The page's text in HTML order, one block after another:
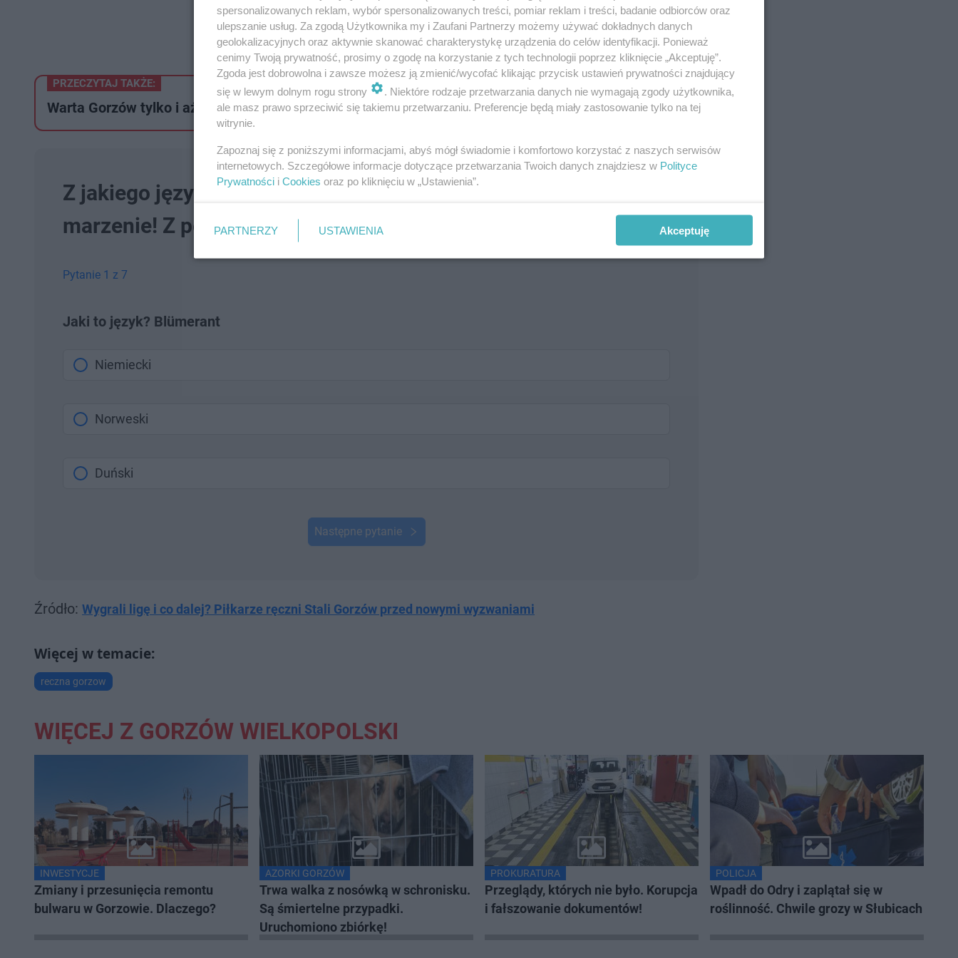
PRZECZYTAJ TAKŻE:
Warta Gorzów tylko i aż z remisem
Z jakiego języka pochodzi to słowo? Komplet punktów to
marzenie! Z pewnością się pomylisz
Pytanie 1 z 7
Jaki to język? Blümerant
Niemiecki
Norweski
Duński
Następne pytanie
Źródło: Wygrali ligę i co dalej? Piłkarze ręczni Stali Gorzów przed nowymi wyzwaniami
reczna gorzow
WIĘCEJ Z GORZÓW WIELKOPOLSKI
INWESTYCJE
Zmiany i przesunięcia remontu
bulwaru w Gorzowie. Dlaczego?
AZORKI GORZÓW
Trwa walka z nosówką w schronisku.
Są śmiertelne przypadki.
Uruchomiono zbiórkę!
PROKURATURA
Przeglądy, których nie było. Korupcja
i fałszowanie dokumentów!
POLICJA
Wpadł do Odry i zaplątał się w
roślinność. Chwile grozy w Słubicach
spersonalizowanych reklam, wybór spersonalizowanych treści, pomiar reklam i treści, badanie odbiorców oraz
ulepszanie usług. Za zgodą Użytkownika my i Zaufani Partnerzy możemy używać dokładnych danych
geolokalizacyjnych oraz aktywnie skanować charakterystykę urządzenia do celów identyfikacji. Ponieważ
cenimy Twoją prywatność, prosimy o zgodę na korzystanie z tych technologii poprzez kliknięcie „Akceptuję”.
Zgoda jest dobrowolna i zawsze możesz ją zmienić/wycofać klikając przycisk ustawień prywatności znajdujący
się w lewym dolnym rogu strony
. Niektóre rodzaje przetwarzania danych nie wymagają zgody użytkownika,
ale masz prawo sprzeciwić się takiemu przetwarzaniu. Preferencje będą miały zastosowanie tylko na tej
witrynie.
Zapoznaj się z poniższymi informacjami, abyś mógł świadomie i komfortowo korzystać z naszych serwisów
internetowych. Szczegółowe informacje dotyczące przetwarzania Twoich danych znajdziesz w Polityce
Prywatności i Cookies oraz po kliknięciu w „Ustawienia”.
PARTNERZY USTAWIENIA Akceptuję